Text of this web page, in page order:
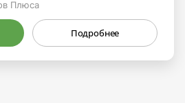
Плюса
Подробнее